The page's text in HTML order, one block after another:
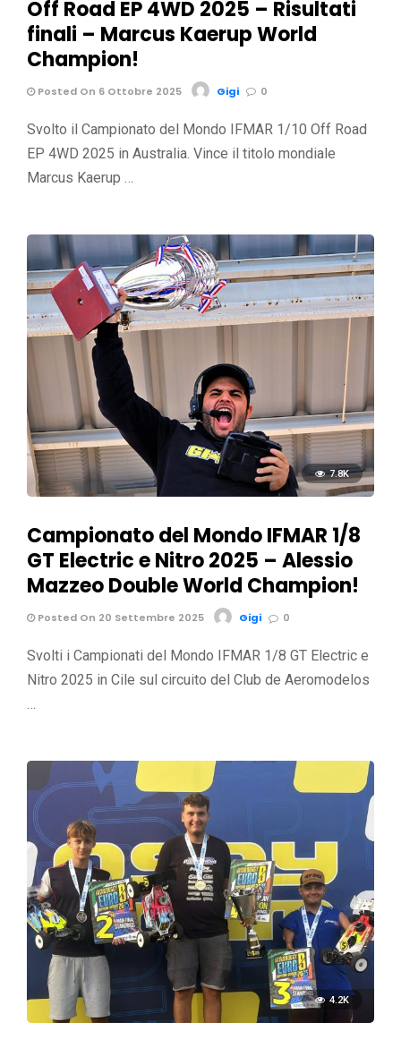
Off Road EP 4WD 2025 – Risultati
finali – Marcus Kaerup World
Champion!
Posted On 6 Ottobre 2025 Gigi 0
Svolto il Campionato del Mondo IFMAR 1/10 Off Road
EP 4WD 2025 in Australia. Vince il titolo mondiale
Marcus Kaerup …
7.8K
Campionato del Mondo IFMAR 1/8
GT Electric e Nitro 2025 – Alessio
Mazzeo Double World Champion!
Posted On 20 Settembre 2025 Gigi 0
Svolti i Campionati del Mondo IFMAR 1/8 GT Electric e
Nitro 2025 in Cile sul circuito del Club de Aeromodelos
…
4.2K